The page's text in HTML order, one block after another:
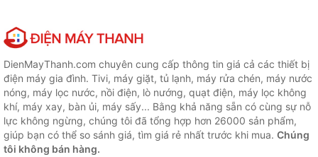
DienMayThanh.com chuyên cung cấp thông tin giá cả các thiết bị
điện máy gia đình. Tivi, máy giặt, tủ lạnh, máy rửa chén, máy nước
nóng, máy lọc nước, nồi điện, lò nướng, quạt điện, máy lọc không
khí, máy xay, bàn ủi, máy sấy... Bằng khả năng sẵn có cùng sự nỗ
lực không ngừng, chúng tôi đã tổng hợp hơn 26000 sản phẩm,
giúp bạn có thể so sánh giá, tìm giá rẻ nhất trước khi mua. Chúng
tôi không bán hàng.